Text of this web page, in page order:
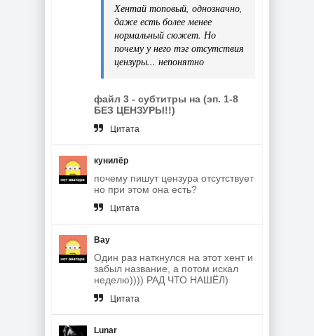
Хентай топовый, однозначно,
даже есть более менее
нормальный сюжет. Но
почему у него тэг отсутствия
цензуры... непонятно
файл 3 - субтитры на (эп. 1-8
БЕЗ ЦЕНЗУРЫ!!)
Цитата
кунилёр
почему пишут цензура отсутствует
но при этом она есть?
Цитата
Вау
Один раз наткнулся на этот хент и
забыл название, а потом искал
неделю)))) РАД ЧТО НАШЁЛ)
Цитата
Lunar